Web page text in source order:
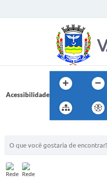
Acessibilidade